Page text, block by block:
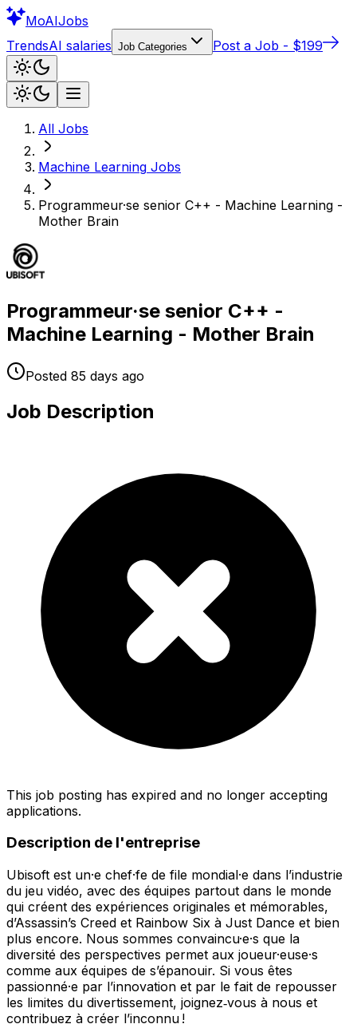
MoAIJobs
TrendsAI salaries Job Categories Post a Job - $199
All Jobs
Machine Learning Jobs
Programmeur·se senior C++ - Machine Learning -
Mother Brain
Programmeur·se senior C++ -
Machine Learning - Mother Brain
Posted 85 days ago
Job Description
This job posting has expired and no longer accepting
applications.
Description de l'entreprise
Ubisoft est un·e chef·fe de file mondial·e dans l’industrie
du jeu vidéo, avec des équipes partout dans le monde
qui créent des expériences originales et mémorables,
d’Assassin’s Creed et Rainbow Six à Just Dance et bien
plus encore. Nous sommes convaincu·e·s que la
diversité des perspectives permet aux joueur·euse·s
comme aux équipes de s’épanouir. Si vous êtes
passionné·e par l’innovation et par le fait de repousser
les limites du divertissement, joignez‑vous à nous et
contribuez à créer l’inconnu !